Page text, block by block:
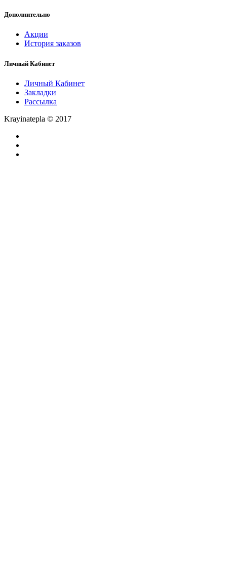
Дополнительно
Акции
История заказов
Личный Кабинет
Личный Кабинет
Закладки
Рассылка
Krayinatepla © 2017